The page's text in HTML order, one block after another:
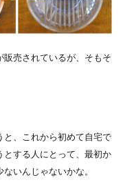
売されているが、そもそ
と、これから初めて自宅で
する人にとって、最初か
いんじゃないかな。